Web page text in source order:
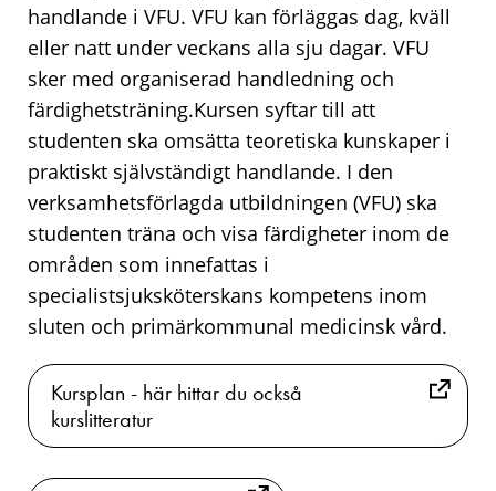
handlande i VFU. VFU kan förläggas dag, kväll
eller natt under veckans alla sju dagar. VFU
sker med organiserad handledning och
färdighetsträning.Kursen syftar till att
studenten ska omsätta teoretiska kunskaper i
praktiskt självständigt handlande. I den
verksamhetsförlagda utbildningen (VFU) ska
studenten träna och visa färdigheter inom de
områden som innefattas i
specialistsjuksköterskans kompetens inom
sluten och primärkommunal medicinsk vård.
Kursplan - här hittar du också
kurslitteratur